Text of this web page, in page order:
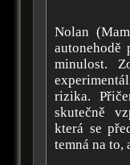
Nolan
autonehodě
minulost.
rizika.
skutečně
která se
temná na to,